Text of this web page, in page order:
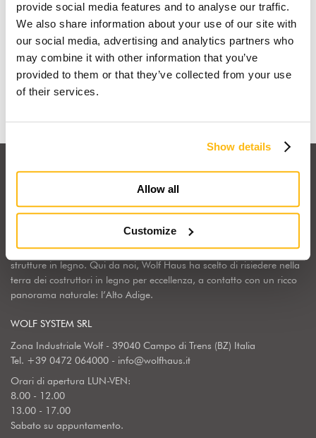
provide social media features and to analyse our traffic.
We also share information about your use of our site with
our social media, advertising and analytics partners who
may combine it with other information that you’ve
provided to them or that they’ve collected from your use
of their services.
Show details
Allow all
Customize
Io sogno una casa in legno
Scopri perchè
Wolf Haus Italia fa parte del Gruppo internazionale Wolf System,
realtà industriale leader in Europa nella costruzione di edifici e
strutture in legno. Qui da noi, Wolf Haus ha scelto di risiedere nella
terra dei costruttori in legno per eccellenza, a contatto con un ricco
panorama naturale: l’Alto Adige.
WOLF SYSTEM SRL
Zona Industriale Wolf - 39040 Campo di Trens (BZ) Italia
Tel. +39 0472 064000 - info@wolfhaus.it
Orari di apertura LUN-VEN:
8.00 - 12.00
13.00 - 17.00
Sabato su appuntamento.